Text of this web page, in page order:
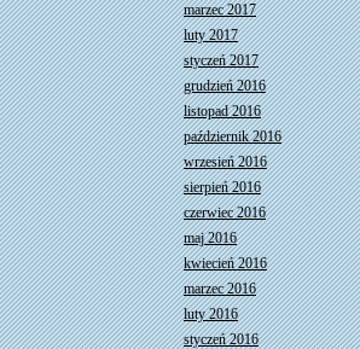
marzec 2017
luty 2017
styczeń 2017
grudzień 2016
listopad 2016
październik 2016
wrzesień 2016
sierpień 2016
czerwiec 2016
maj 2016
kwiecień 2016
marzec 2016
luty 2016
styczeń 2016